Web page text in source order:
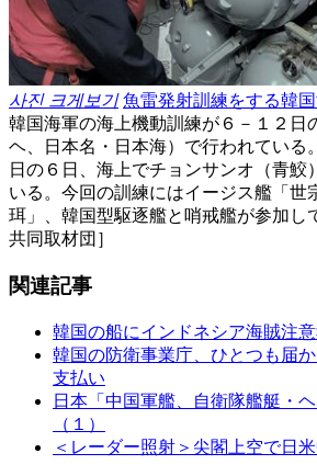
사진 크게보기 魚雷発射訓練をする韓
韓国海軍の海上機動訓練が６－１２日
ヘ、日本名・日本海）で行われている
日の６日、海上でチョンサンオ（青鮫
いる。今回の訓練にはイージス艦「世
珥」、韓国型駆逐艦と哨戒艦が参加し
共同取材団］
関連記事
韓国の船にインドネシア海賊注意
韓国の防衛事業庁、ひとつも届
支払い
日本「中国軍艦、自衛隊艦艇・
（１）
＜レーダー照射＞尖閣上空で日